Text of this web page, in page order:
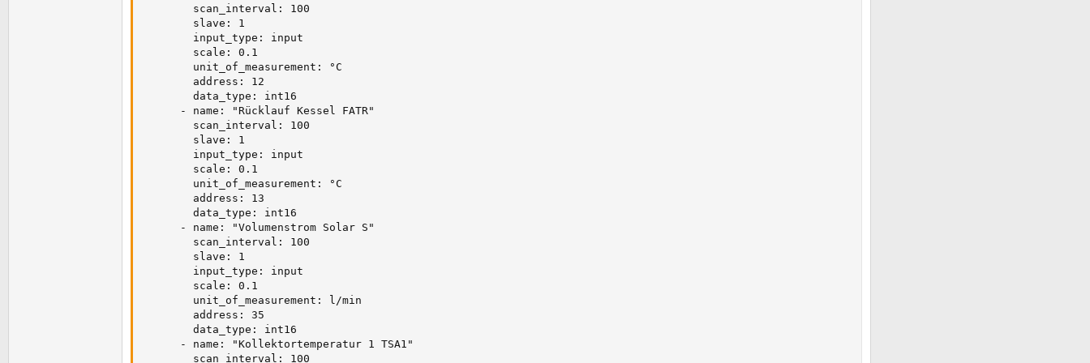
        scan_interval: 100
        slave: 1
        input_type: input
        scale: 0.1
        unit_of_measurement: °C
        address: 12
        data_type: int16
      - name: "Rücklauf Kessel FATR"
        scan_interval: 100
        slave: 1
        input_type: input
        scale: 0.1
        unit_of_measurement: °C
        address: 13
        data_type: int16
      - name: "Volumenstrom Solar S"
        scan_interval: 100
        slave: 1
        input_type: input
        scale: 0.1
        unit_of_measurement: l/min
        address: 35
        data_type: int16
      - name: "Kollektortemperatur 1 TSA1"
        scan_interval: 100